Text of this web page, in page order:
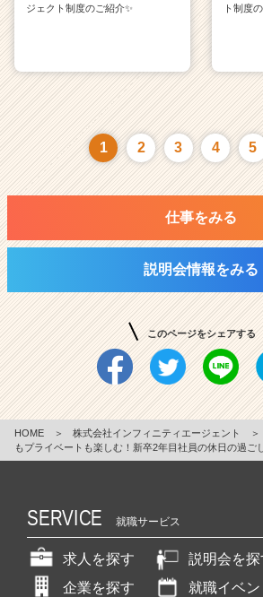
ジェクト制度のご紹介✨
ト制度
1 2 3 4 5
仕事をみる
説明会情報をみる
このページをシェアする
HOME ＞ 株式会社インフィニティエージェント ＞
もプライベートも楽しむ！新卒2年目社員の休日の過ご
SERVICE 就職サービス
求人を探す
説明会を探
企業を探す
就職イベ